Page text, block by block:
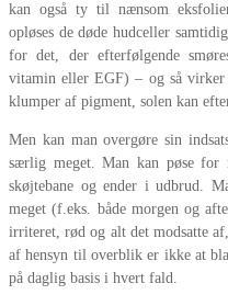
kan også ty til nænsom
opløses de døde hudceller
for det, der efterfølgende
vitamin eller EGF) – og så
klumper af pigment, solen kan
Men kan man overgøre sin
særlig meget. Man kan pøse for
skøjtebane og ender i udbrud.
meget (f.eks. både morgen og
irriteret, rød og alt det modsatte
af hensyn til overblik er ikke at
på daglig basis i hvert fald.